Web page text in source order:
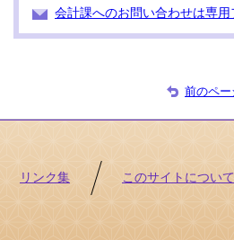
会計課へのお問い合わせは専用
前のペー
リンク集 このサイトについて